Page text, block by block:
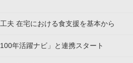
夫 在宅における食支援を基本から
年活躍ナビ」と連携スタート